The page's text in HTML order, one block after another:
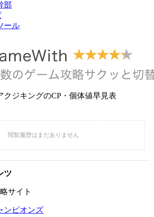
部
ール
クジキングのCP・個体値早見表
ツ
サイト
ンピオンズ